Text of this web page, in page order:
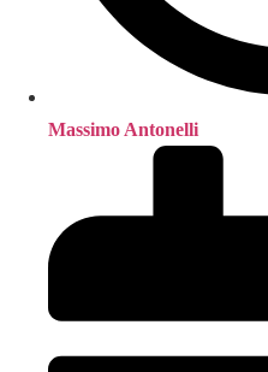
Massimo Antonelli